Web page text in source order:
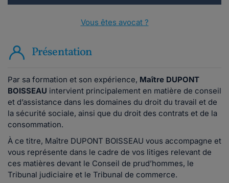
Vous êtes avocat ?
Présentation
Par sa formation et son expérience, Maître DUPONT
BOISSEAU intervient principalement en matière de conseil
et d’assistance dans les domaines du droit du travail et de
la sécurité sociale, ainsi que du droit des contrats et de la
consommation.
À ce titre, Maître DUPONT BOISSEAU vous accompagne et
vous représente dans le cadre de vos litiges relevant de
ces matières devant le Conseil de prud’hommes, le
Tribunal judiciaire et le Tribunal de commerce.